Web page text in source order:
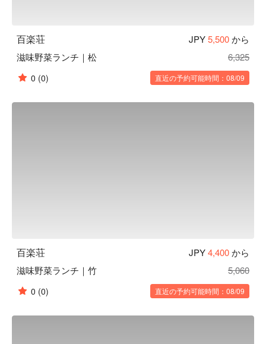
百楽荘 JPY5,500から
滋味野菜ランチ｜松
6,325
0 (0) 直近の予約可能時間：08/09
百楽荘 JPY4,400から
滋味野菜ランチ｜竹
5,060
0 (0) 直近の予約可能時間：08/09